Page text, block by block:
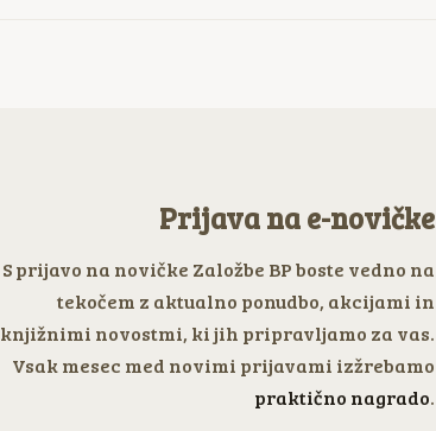
Prijava na e-novičke
S prijavo na novičke Založbe BP boste vedno na
tekočem z aktualno ponudbo, akcijami in
knjižnimi novostmi, ki jih pripravljamo za vas.
Vsak mesec med novimi prijavami izžrebamo
praktično nagrado.